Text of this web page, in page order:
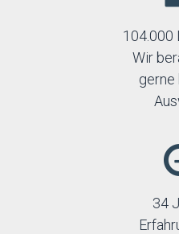
104.000
Wir
gerne
34